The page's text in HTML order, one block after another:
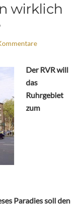
wirklich
Der RVR will
das
Ruhrgebiet
zum
Paradies soll den